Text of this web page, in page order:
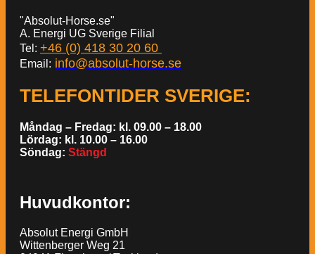
"Absolut-Horse.se"
A. Energi UG Sverige Filial
Tel: +46 (0) 418 30 20 60
Email: info@absolut-horse.se
TELEFONTIDER SVERIGE:
Måndag – Fredag: kl. 09.00 – 18.00
Lördag: kl. 10.00 – 16.00
Söndag: Stängd
Huvudkontor:
Absolut Energi GmbH
Wittenberger Weg 21